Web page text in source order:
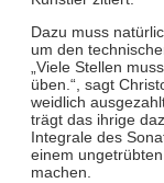
Dazu muss
um den
„Viele Stellen
üben.“, sagt
weidlich
trägt das ihrige
Integrale des
einem
machen.